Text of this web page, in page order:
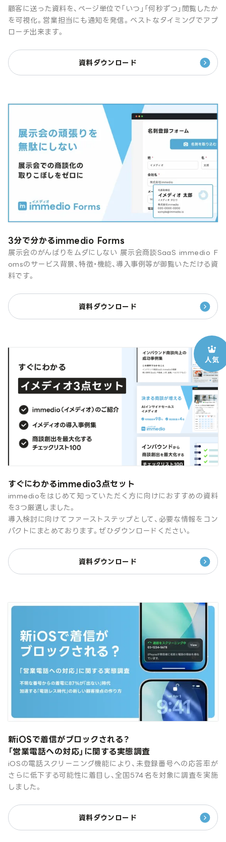
顧客に送った資料を、ページ単位で「いつ」「何秒ずつ」閲覧したか
を可視化。営業担当にも通知を発信。ベストなタイミングでアプ
ローチ出来ます。
資料ダウンロード
3分で分かるimmedio Forms
展示会のがんばりをムダにしない 展示会商談SaaS immedio F
omsのサービス背景、特徴・機能、導入事例等が御覧いただける資
料です。
資料ダウンロード
すぐにわかるimmedio3点セット
immedioをはじめて知っていただく方に向けにおすすめの資料
を3つ厳選しました。
導入検討に向けてファーストステップとして、必要な情報をコン
パクトにまとめております。ぜひダウンロードください。
資料ダウンロード
新iOSで着信がブロックされる？
「営業電話への対応」に関する実態調査
iOSの電話スクリーニング機能により、未登録番号への応答率が
さらに低下する可能性に着目し、全国574名を対象に調査を実施
しました。
資料ダウンロード